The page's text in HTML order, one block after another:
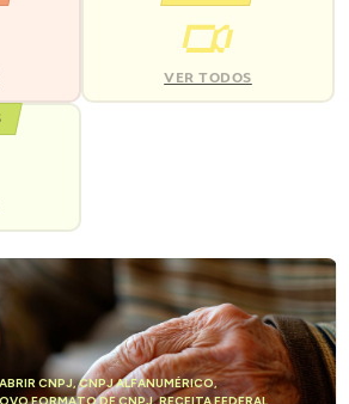
VER TODOS
ABRIR CNPJ,CNPJ ALFANUMÉRICO,